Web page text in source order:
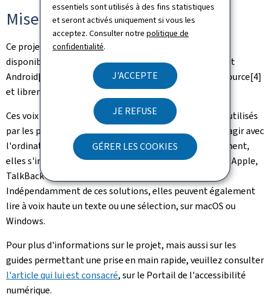
essentiels sont utilisés à des fins statistiques
et seront activés uniquement si vous les
acceptez. Consulter notrepolitique de
confidentialité.
J'ACCEPTE
JE REFUSE
GÉRER LES COOKIES
Mise à disposition gratuite
Ce projet a produit deux voix appelées "Mil" et "Mia",
disponibles gratuitement pour Windows[1], Apple[2] et
Android[3]. Leur code source est aussi publié en
open source[4]
et librement réutilisable.
Ces voix s'interfacent avec des lecteurs d'écran, outils utilisés
par les personnes aveugles ou malvoyantes pour interagir avec
l'ordinateur, le téléphone ou la tablette. Plus précisément,
elles s'intègrent àVoiceOverdans les environnements Apple,
TalkBacksur Android et NVDA ou JAWS sur Windows.
Indépendamment de ces solutions, elles peuvent également
lire à voix haute un texte ou une sélection, sur macOS ou
Windows.
Pour plus d'informations sur le projet, mais aussi sur les
guides permettant une prise en main rapide, veuillez consulter
l'article qui lui est consacré, sur le Portail de l'accessibilité
numérique.